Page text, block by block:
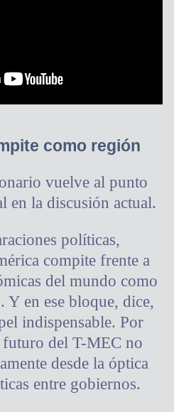
como región
vuelve al punto
en la discusión actual.
políticas,
compite frente a
del mundo como
en ese bloque, dice,
indispensable. Por
futuro del T-MEC no
desde la óptica
entre gobiernos.